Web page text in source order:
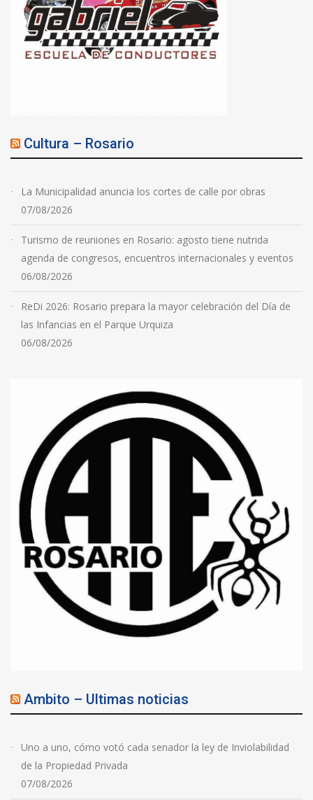
Cultura – Rosario
La Municipalidad anuncia los cortes de calle por obras
07/08/2026
Turismo de reuniones en Rosario: agosto tiene nutrida
agenda de congresos, encuentros internacionales y eventos
06/08/2026
ReDi 2026: Rosario prepara la mayor celebración del Día de
las Infancias en el Parque Urquiza
06/08/2026
Ambito – Ultimas noticias
Uno a uno, cómo votó cada senador la ley de Inviolabilidad
de la Propiedad Privada
07/08/2026